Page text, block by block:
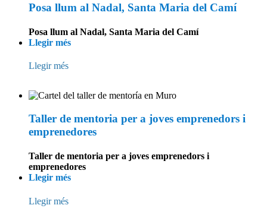
Posa llum al Nadal, Santa Maria del Camí
Posa llum al Nadal, Santa Maria del Camí
Llegir més
Llegir més
Taller de mentoria per a joves emprenedors i
emprenedores
Taller de mentoria per a joves emprenedors i
emprenedores
Llegir més
Llegir més